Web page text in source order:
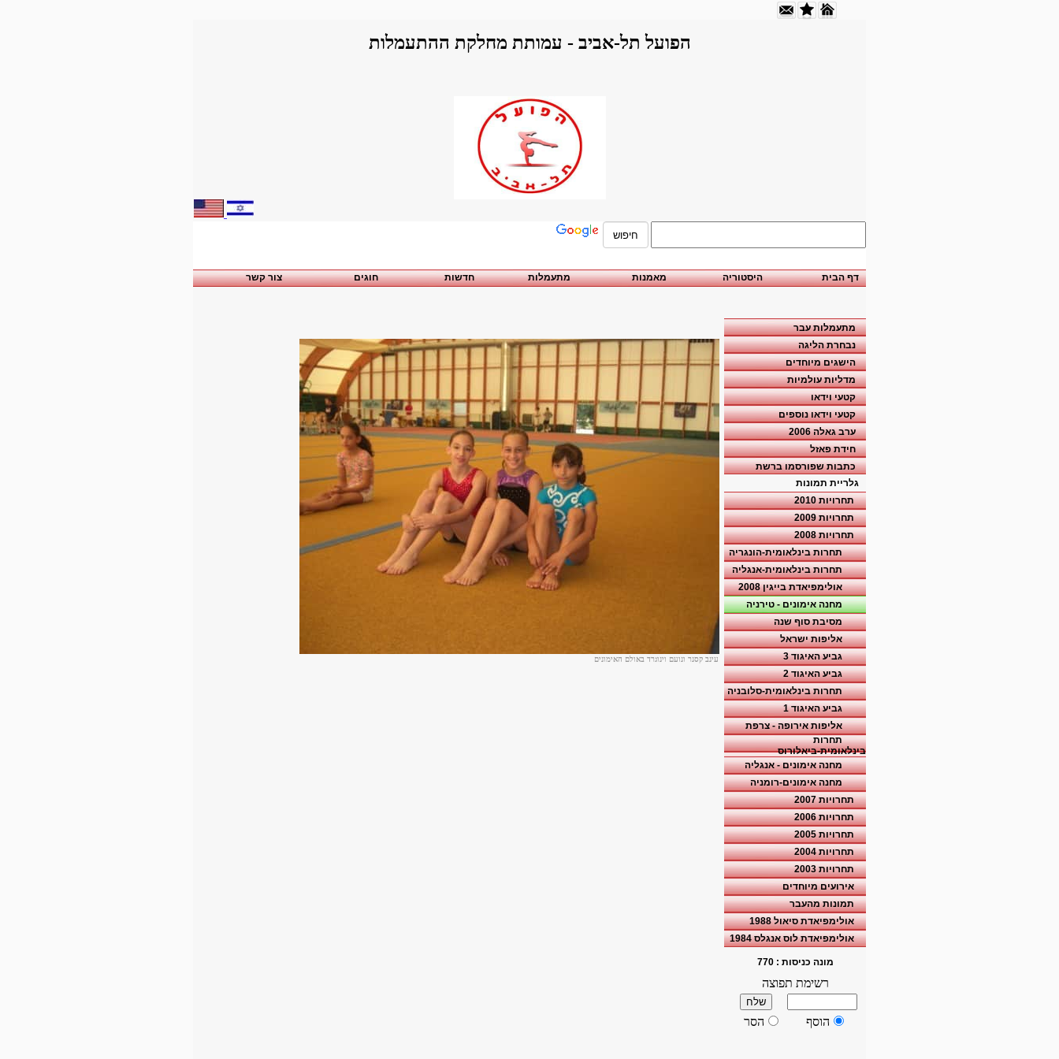
הפועל תל-אביב - עמותת מחלקת ההתעמלות
דף הבית היסטוריה מאמנות מתעמלות חדשות חוגים צור קשר
מתעמלות עבר
נבחרת הליגה
הישגים מיוחדים
מדליות עולמיות
קטעי וידאו
קטעי וידאו נוספים
ערב גאלה 2006
חידת פאזל
כתבות שפורסמו ברשת
גלריית תמונות
תחרויות 2010
תחרויות 2009
תחרויות 2008
תחרות בינלאומית-הונגריה
תחרות בינלאומית-אנגליה
אולימפיאדת בייגין 2008
מחנה אימונים - טירניה
מסיבת סוף שנה
אליפות ישראל
גביע האיגוד 3
גביע האיגוד 2
תחרות בינלאומית-סלובניה
גביע האיגוד 1
אליפות אירופה - צרפת
תחרות
בינלאומית-ביאלורוס
מחנה אימונים - אנגליה
מחנה אימונים-רומניה
תחרויות 2007
תחרויות 2006
תחרויות 2005
תחרויות 2004
תחרויות 2003
אירועים מיוחדים
תמונות מהעבר
אולימפיאדת סיאול 1988
אולימפיאדת לוס אנגלס 1984
מונה כניסות :770
עינב קסנר ונועם וינוגרד באולם האימונים